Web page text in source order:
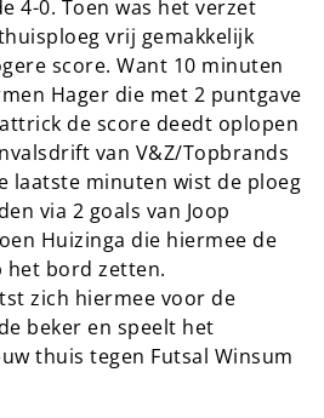
4-0. Toen was het verzet
vrij gemakkelijk
score. Want 10 minuten
Hager die met 2 puntgave
de score deedt oplopen
van V&Z/Topbrands
laatste minuten wist de ploeg
via 2 goals van Joop
Huizinga die hiermee de
het bord zetten.
zich hiermee voor de
beker en speelt het
thuis tegen Futsal Winsum